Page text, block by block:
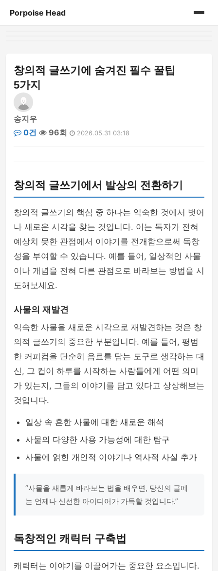
Porpoise Head
창의적 글쓰기에 숨겨진 필수 꿀팁
5가지
송지우
0건
96회 2026.05.31 03:18
창의적 글쓰기에서 발상의 전환하기
창의적 글쓰기의 핵심 중 하나는 익숙한 것에서 벗어
나 새로운 시각을 찾는 것입니다. 이는 독자가 전혀
예상치 못한 관점에서 이야기를 전개함으로써 독창
성을 부여할 수 있습니다. 예를 들어, 일상적인 사물
이나 개념을 전혀 다른 관점으로 바라보는 방법을 시
도해보세요.
사물의 재발견
익숙한 사물을 새로운 시각으로 재발견하는 것은 창
의적 글쓰기의 중요한 부분입니다. 예를 들어, 평범
한 커피컵을 단순히 음료를 담는 도구로 생각하는 대
신, 그 컵이 하루를 시작하는 사람들에게 어떤 의미
가 있는지, 그들의 이야기를 담고 있다고 상상해보는
것입니다.
일상 속 흔한 사물에 대한 새로운 해석
사물의 다양한 사용 가능성에 대한 탐구
사물에 얽힌 개인적 이야기나 역사적 사실 추가
“사물을 새롭게 바라보는 법을 배우면, 당신의 글에
는 언제나 신선한 아이디어가 가득할 것입니다.”
독창적인 캐릭터 구축법
캐릭터는 이야기를 이끌어가는 중요한 요소입니다.